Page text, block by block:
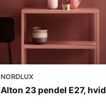
NORDLUX
Alton 23 pendel E27, hvid